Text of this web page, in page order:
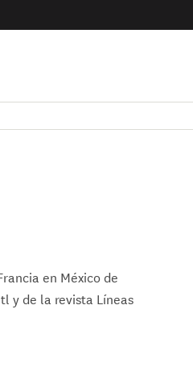
en México de
y de la revista Líneas